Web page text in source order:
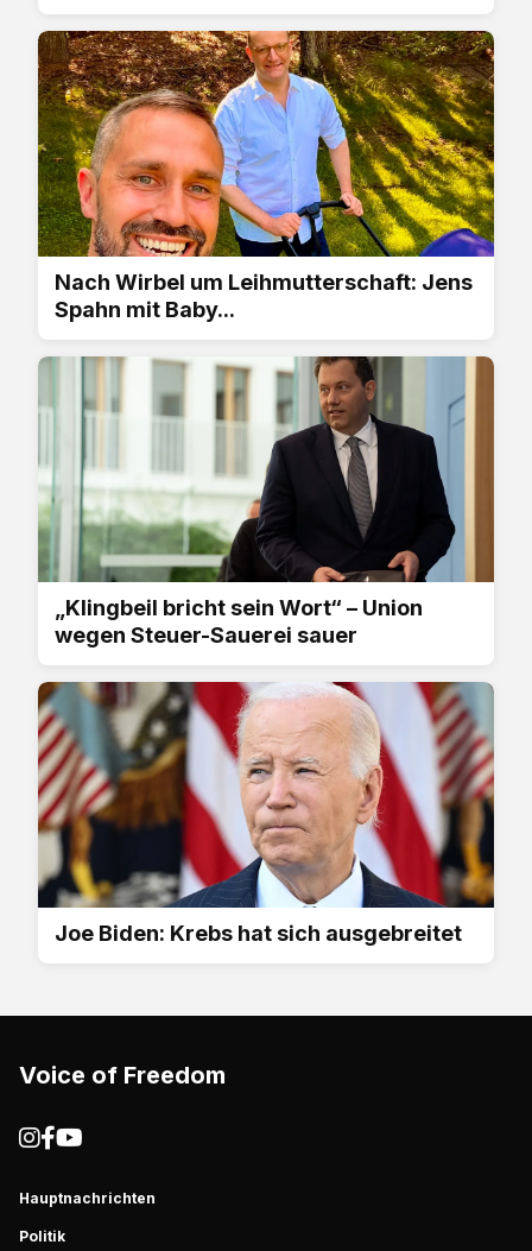
Nach Wirbel um Leihmutterschaft: Jens
Spahn mit Baby...
„Klingbeil bricht sein Wort“ – Union
wegen Steuer-Sauerei sauer
Joe Biden: Krebs hat sich ausgebreitet
Voice of Freedom
Hauptnachrichten
Politik